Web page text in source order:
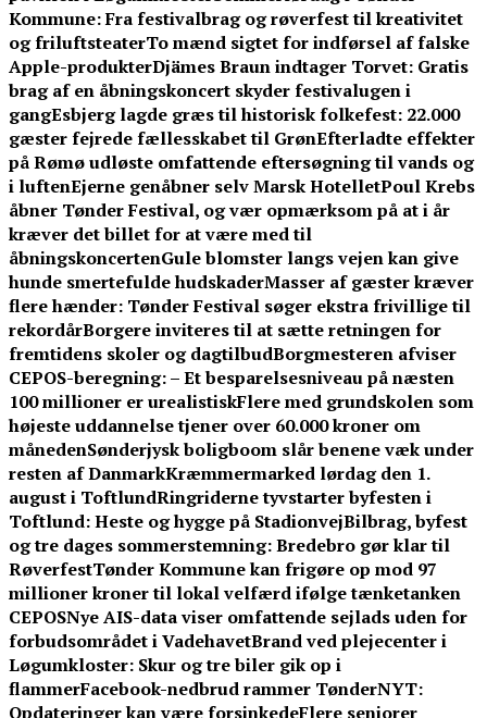
Kommune: Fra festivalbrag og røverfest til kreativitet
og friluftsteaterTo mænd sigtet for indførsel af falske
Apple-produkterDjämes Braun indtager Torvet: Gratis
brag af en åbningskoncert skyder festivalugen i
gangEsbjerg lagde græs til historisk folkefest: 22.000
gæster fejrede fællesskabet til GrønEfterladte effekter
på Rømø udløste omfattende eftersøgning til vands og
i luftenEjerne genåbner selv Marsk HotelletPoul Krebs
åbner Tønder Festival, og vær opmærksom på at i år
kræver det billet for at være med til
åbningskoncertenGule blomster langs vejen kan give
hunde smertefulde hudskaderMasser af gæster kræver
flere hænder: Tønder Festival søger ekstra frivillige til
rekordårBorgere inviteres til at sætte retningen for
fremtidens skoler og dagtilbudBorgmesteren afviser
CEPOS-beregning: – Et besparelsesniveau på næsten
100 millioner er urealistiskFlere med grundskolen som
højeste uddannelse tjener over 60.000 kroner om
månedenSønderjysk boligboom slår benene væk under
resten af DanmarkKræmmermarked lørdag den 1.
august i ToftlundRingriderne tyvstarter byfesten i
Toftlund: Heste og hygge på StadionvejBilbrag, byfest
og tre dages sommerstemning: Bredebro gør klar til
RøverfestTønder Kommune kan frigøre op mod 97
millioner kroner til lokal velfærd ifølge tænketanken
CEPOSNye AIS-data viser omfattende sejlads uden for
forbudsområdet i VadehavetBrand ved plejecenter i
Løgumkloster: Skur og tre biler gik op i
flammerFacebook-nedbrud rammer TønderNYT:
Opdateringer kan være forsinkedeFlere seniorer